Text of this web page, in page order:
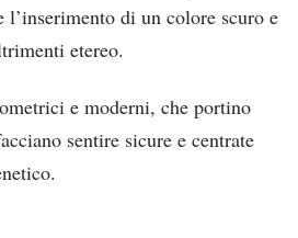
di un colore scuro e
etereo.
e moderni, che portino
sentire sicure e centrate